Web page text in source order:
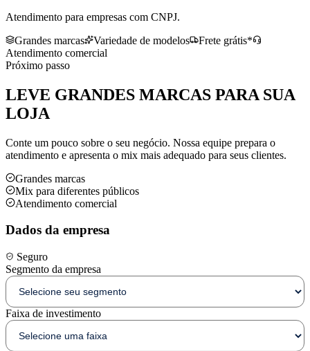
Atendimento para empresas com CNPJ.
Grandes marcas
Variedade de modelos
Frete grátis*
Atendimento comercial
Próximo passo
LEVE GRANDES MARCAS PARA SUA
LOJA
Conte um pouco sobre o seu negócio. Nossa equipe prepara o
atendimento e apresenta o mix mais adequado para seus clientes.
Grandes marcas
Mix para diferentes públicos
Atendimento comercial
Dados da empresa
Seguro
Segmento da empresa
Faixa de investimento